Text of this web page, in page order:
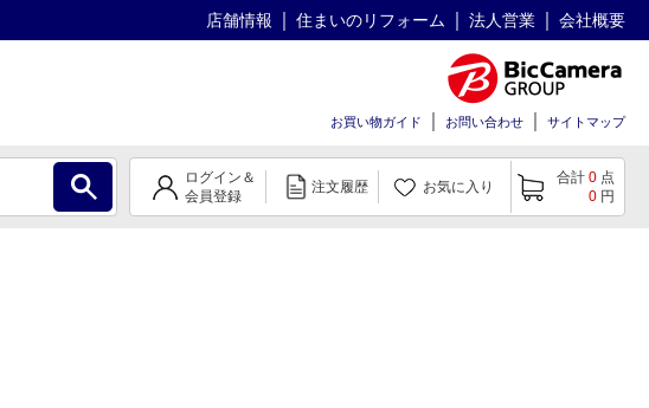
店舗情報 住まいのリフォーム 法人営業 会社概要
お買い物ガイド お問い合わせ サイトマップ
ログイン＆
会員登録
注文履歴 お気に入り
合計 0 点
0 円